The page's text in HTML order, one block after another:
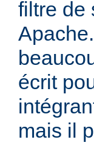
filtre de
écrit
mais il